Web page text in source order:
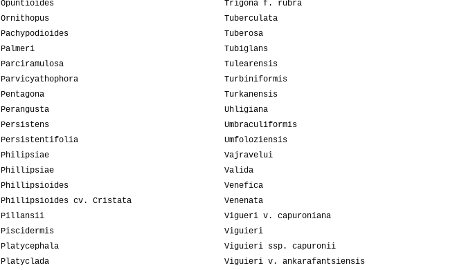
Opuntioides
Ornithopus
Pachypodioides
Palmeri
Parciramulosa
Parvicyathophora
Pentagona
Perangusta
Persistens
Persistentifolia
Philipsiae
Phillipsiae
Phillipsioides
Phillipsioides cv. Cristata
Pillansii
Piscidermis
Platycephala
Platyclada
Trigona f. rubra
Tuberculata
Tuberosa
Tubiglans
Tulearensis
Turbiniformis
Turkanensis
Uhligiana
Umbraculiformis
Umfoloziensis
Vajravelui
Valida
Venefica
Venenata
Vigueri v. capuroniana
Viguieri
Viguieri ssp. capuronii
Viguieri v. ankarafantsiensis